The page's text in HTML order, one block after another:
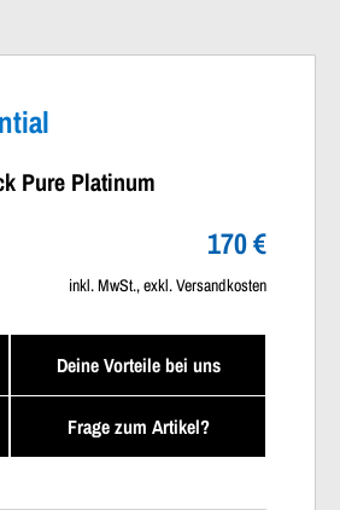
Pure Platinum
170 €
inkl. MwSt., exkl. Versandkosten
Deine Vorteile bei uns
Frage zum Artikel?